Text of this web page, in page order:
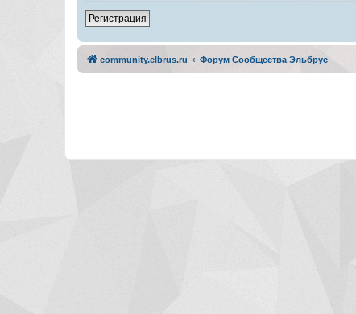
Регистрация
community.elbrus.ru Форум Сообщества Эльбрус